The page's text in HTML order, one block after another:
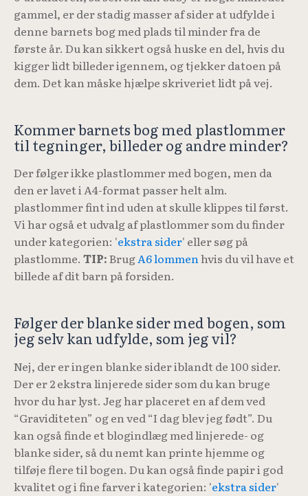
gammel, er der stadig masser af sider at udfylde i
denne barnets bog med plads til minder fra de
første år. Du kan sikkert også huske en del, hvis du
kigger lidt billeder igennem, og tjekker datoen på
dem. Det kan måske hjælpe skriveriet lidt på vej.
Kommer barnets bog med plastlommer
til tegninger, billeder og andre minder?
Der følger ikke plastlommer med bogen, men da
den er lavet i A4-format passer helt alm.
plastlommer fint ind uden at skulle klippes til først.
Vi har også et udvalg af plastlommer som du finder
under kategorien: 'ekstra sider' eller søg på
plastlomme. TIP:BrugA6 lommenhvis du vil have et
billede af dit barn på forsiden.
Følger der blanke sider med bogen, som
jeg selv kan udfylde, som jeg vil?
Nej, der er ingen blanke sider iblandt de 100 sider.
Der er 2 ekstra linjerede sider som du kan bruge
hvor du har lyst. Jeg har placeret en af dem ved
“Graviditeten” og en ved “I dag blev jeg født”. Du
kan også finde et blogindlæg med linjerede- og
blanke sider, så du nemt kan printe hjemme og
tilføje flere til bogen. Du kan også finde papir i god
kvalitet og i fine farver i kategorien: 'ekstra sider'